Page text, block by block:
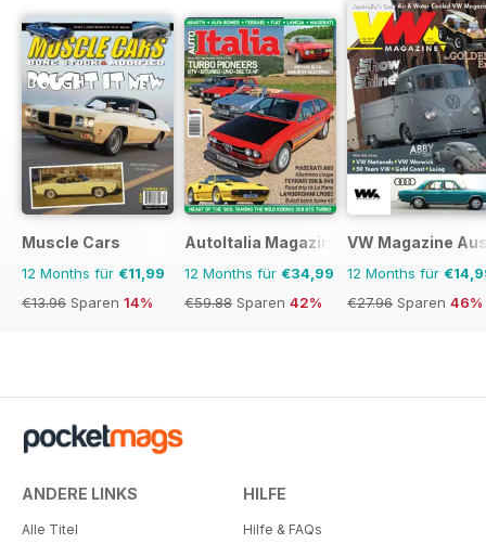
Muscle Cars
12 Months für €11,99
€13.96 Sparen 14%
AutoItalia Magazine
12 Months für €34,99
€59.88 Sparen 42%
VW Magazine
12 Months für
€27.96 Sparen 46%
ANDERE LINKS
Alle Titel
HILFE
Hilfe & FAQs